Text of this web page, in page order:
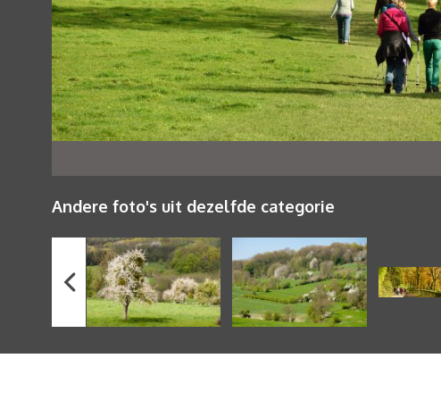
Andere foto's uit dezelfde categorie